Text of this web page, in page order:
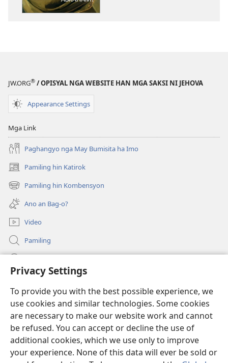
Privacy Settings
To provide you with the best possible experience, we
use cookies and similar technologies. Some cookies
are necessary to make our website work and cannot
be refused. You can accept or decline the use of
additional cookies, which we use only to improve
your experience. None of this data will ever be sold or
Enero 2012
JW.ORG® / OPISYAL NGA WEBSITE HAN MGA SAKSI NI JEHOVA
Appearance Settings
Mga Link
Paghangyo nga May Bumisita ha Imo
Pamiling hin Katirok
(opens
new
window)
Pamiling hin Kombensyon
(opens
new
window)
Ano an Bag-o?
Video
Pamiling
(opens
window)Watchtower ONLINE LIBRARY
(opens
new
window)JW Hub ®
(opens
new
window)